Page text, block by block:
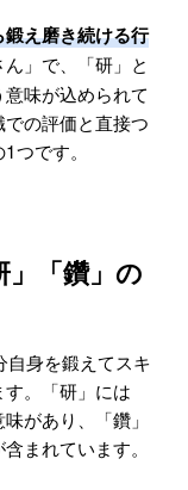
る・書く）／
・
を下げる実践法
在・振り返
分・月4冊→
）
められない
え磨き続ける行
」で、「研」と
味が込められて
の評価と直接つ
つです。
」「鑽」の
身を鍛えてスキ
。「研」には
があり、「鑽」
まれています。